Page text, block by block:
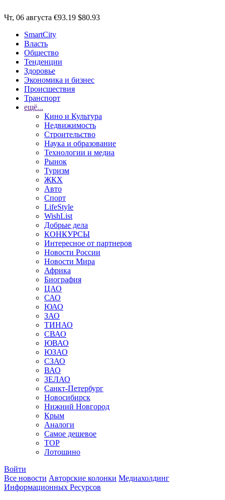
Чт, 06 августа €93.19 $80.93
SmartCity
Власть
Общество
Тенденции
Здоровье
Экономика и бизнес
Происшествия
Транспорт
ещё...
Кино и Культура
Недвижимость
Строительство
Наука и образование
Технологии и медиа
Рынок
Туризм
ЖКХ
Авто
Спорт
LifeStyle
WishList
Добрые дела
КОНКУРСЫ
Интересное от партнеров
Новости России
Новости Мира
Африка
Биография
ЦАО
САО
ЮАО
ЗАО
ТИНАО
СВАО
ЮВАО
ЮЗАО
СЗАО
ВАО
ЗЕЛАО
Санкт-Петербург
Новосибирск
Нижний Новгород
Крым
Аналоги
Самое дешевое
TOP
Лотошино
Войти
Все новости Авторские колонки Медиахолдинг
Информационных Ресурсов